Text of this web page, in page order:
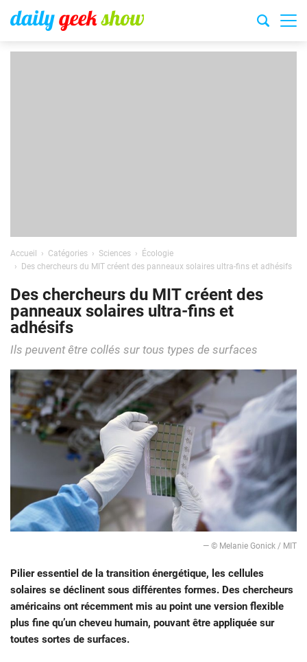
Accueil Catégories Sciences
Écologie
Des chercheurs du MIT créent des panneaux solaires ultra-fins et adhésifs
Des chercheurs du MIT créent des
panneaux solaires ultra-fins et
adhésifs
Ils peuvent être collés sur tous types de surfaces
— © Melanie Gonick / MIT
Pilier essentiel de la transition énergétique, les cellules
solaires se déclinent sous différentes formes. Des chercheurs
américains ont récemment mis au point une version flexible
plus fine qu’un cheveu humain, pouvant être appliquée sur
toutes sortes de surfaces.